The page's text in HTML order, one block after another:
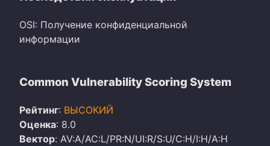
OSI: Получение конфиденциальной
информации
Common Vulnerability Scoring System
Рейтинг: ВЫСОКИЙ
Оценка: 8.0
Вектор: AV:A/AC:L/PR:N/UI:R/S:U/C:H/I:H/A:H